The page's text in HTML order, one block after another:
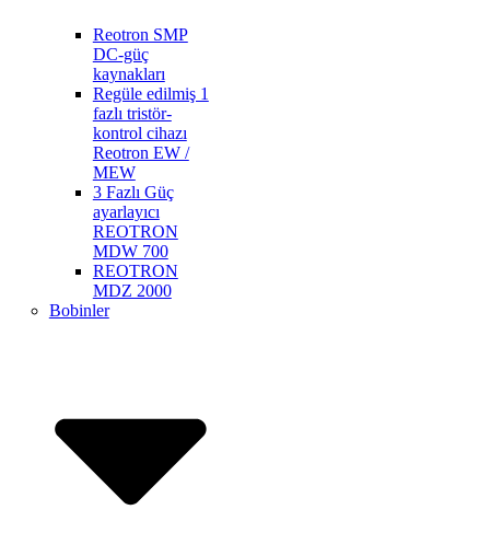
Reotron SMP
DC-güç
kaynakları
Regüle edilmiş 1
fazlı tristör-
kontrol cihazı
Reotron EW /
MEW
3 Fazlı Güç
ayarlayıcı
REOTRON
MDW 700
REOTRON
MDZ 2000
Bobinler